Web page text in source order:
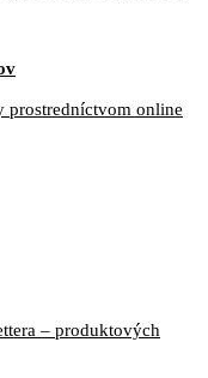
prostredníctvom online
– produktových